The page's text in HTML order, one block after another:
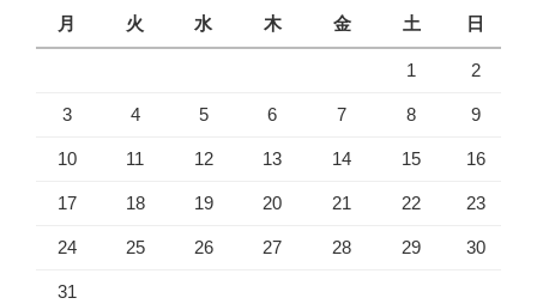
月
火 水 木 金 土 日
1 2
3 4 5 6 7 8 9
10 11 12 13 14 15 16
17 18 19 20 21 22 23
24 25 26 27 28 29 30
31